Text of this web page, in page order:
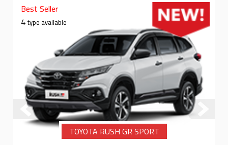
Best Seller
4type available
TOYOTA RUSH GR SPORT